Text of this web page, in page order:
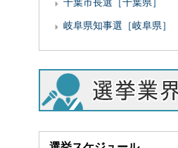
岐阜県知事選［岐阜県］